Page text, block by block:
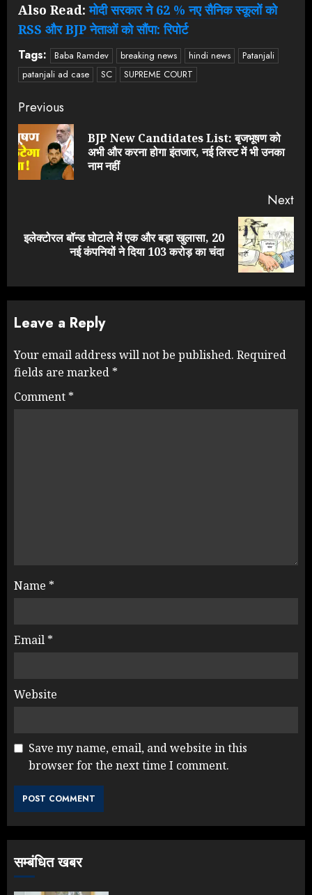
Also Read: मोदी सरकार ने 62 % नए सैनिक स्कूलों को
RSS और BJP नेताओं को सौंपा: रिपोर्ट
Tags: Baba Ramdev breaking news hindi news
Patanjali
patanjali ad case
SC SUPREME COURT
Continue
Reading
Previous
BJP New Candidates List: बृजभूषण को
अभी और करना होगा इंतजार, नई लिस्ट में भी उनका
नाम नहीं
Next
Next
इलेक्टोरल बॉन्ड घोटाले में एक और बड़ा खुलासा, 20
नई कंपनियों ने दिया 103 करोड़ का चंदा
Leave a Reply
Your email address will not be published. Required
fields are marked *
Comment *
Name *
Email *
Website
Save my name, email, and website in this
browser for the next time I comment.
सम्बंधित खबर
NEET महाघोटाले पर Rahul Gandhi